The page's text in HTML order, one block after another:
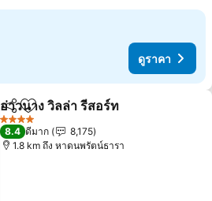
ดูราคา
แชร์ เพิ่มในรายการโปรด
อ่าวนาง วิลล่า รีสอร์ท
4 ดาว
8.4 ดีมาก
8,175
1.8 km ถึง หาดนพรัตน์ธารา